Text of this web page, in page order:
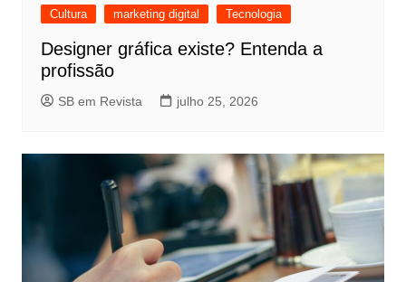
Cultura marketing digital Tecnologia
Designer gráfica existe? Entenda a
profissão
SB em Revista julho 25, 2026